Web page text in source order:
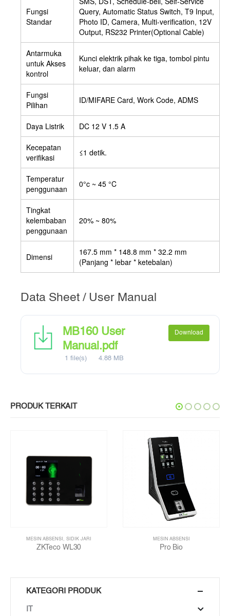
Fungsi
Standar
Query, Automatic Status Switch, T9 Input,
Photo ID, Camera, Multi-verification, 12V
Output, RS232 Printer(Optional Cable)
Antarmuka
untuk Akses
kontrol
Kunci elektrik pihak ke tiga, tombol pintu
keluar, dan alarm
Fungsi
Pilihan
ID/MIFARE Card, Work Code, ADMS
Daya Listrik DC 12 V 1.5 A
Kecepatan
verifikasi
≤1 detik.
Temperatur
penggunaan
0°c ~ 45 °C
Tingkat
kelembaban
penggunaan
20% ~ 80%
Dimensi
167.5 mm * 148.8 mm * 32.2 mm
(Panjang * lebar * ketebalan)
Data Sheet / User Manual
MB160 User
Manual.pdf
1 file(s) 4.88 MB
Download
PRODUK TERKAIT
MESIN ABSENSI , SIDIK JARI
ZKTeco WL30
MESIN ABSENSI
Pro Bio
KATEGORI PRODUK